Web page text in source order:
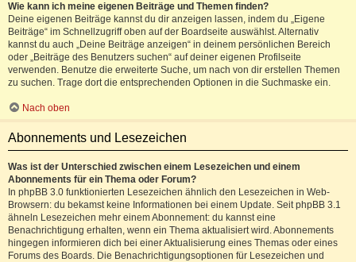
Wie kann ich meine eigenen Beiträge und Themen finden?
Deine eigenen Beiträge kannst du dir anzeigen lassen, indem du „Eigene
Beiträge“ im Schnellzugriff oben auf der Boardseite auswählst. Alternativ
kannst du auch „Deine Beiträge anzeigen“ in deinem persönlichen Bereich
oder „Beiträge des Benutzers suchen“ auf deiner eigenen Profilseite
verwenden. Benutze die erweiterte Suche, um nach von dir erstellen Themen
zu suchen. Trage dort die entsprechenden Optionen in die Suchmaske ein.
Nach oben
Abonnements und Lesezeichen
Was ist der Unterschied zwischen einem Lesezeichen und einem
Abonnements für ein Thema oder Forum?
In phpBB 3.0 funktionierten Lesezeichen ähnlich den Lesezeichen in Web-
Browsern: du bekamst keine Informationen bei einem Update. Seit phpBB 3.1
ähneln Lesezeichen mehr einem Abonnement: du kannst eine
Benachrichtigung erhalten, wenn ein Thema aktualisiert wird. Abonnements
hingegen informieren dich bei einer Aktualisierung eines Themas oder eines
Forums des Boards. Die Benachrichtigungsoptionen für Lesezeichen und